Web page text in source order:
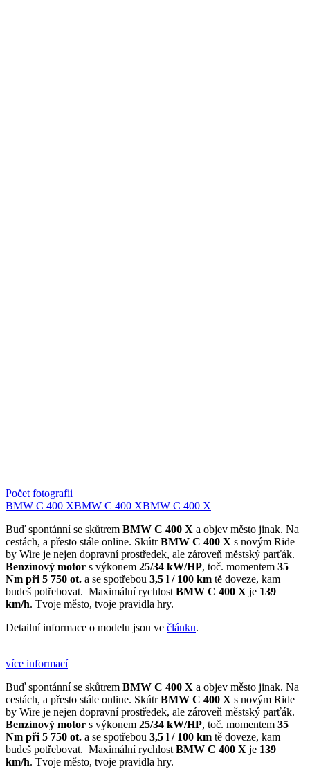
Počet fotografii
BMW C 400 XBMW C 400 XBMW C 400 X
Buď spontánní se skůtrem BMW C 400 X a objev město jinak. Na
cestách, a přesto stále online. SkútrBMW C 400 X s novým Ride
by Wire je nejen dopravní prostředek, ale zároveň městský parťák.
Benzínový motor s výkonem 25/34 kW/HP, toč. momentem 35
Nm při 5 750 ot. a se spotřebou 3,5 l / 100 km tě doveze, kam
budeš potřebovat. Maximální rychlost BMW C 400 X je 139
km/h. Tvoje město, tvoje pravidla hry.
Detailní informace o modelu jsou ve článku.
více informací
Buď spontánní se skůtrem BMW C 400 X a objev město jinak. Na
cestách, a přesto stále online. SkútrBMW C 400 X s novým Ride
by Wire je nejen dopravní prostředek, ale zároveň městský parťák.
Benzínový motor s výkonem 25/34 kW/HP, toč. momentem 35
Nm při 5 750 ot. a se spotřebou 3,5 l / 100 km tě doveze, kam
budeš potřebovat. Maximální rychlost BMW C 400 X je 139
km/h. Tvoje město, tvoje pravidla hry.